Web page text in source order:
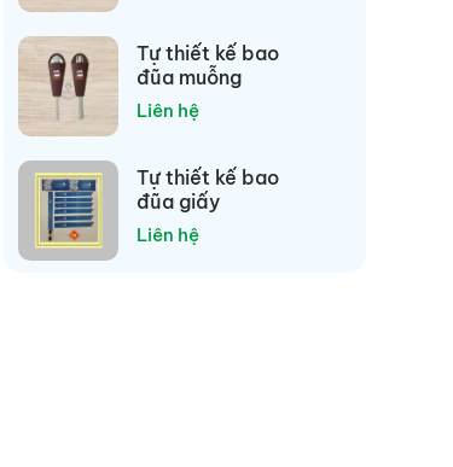
Tự thiết kế bao
đũa muỗng
Liên hệ
Tự thiết kế bao
đũa giấy
Liên hệ